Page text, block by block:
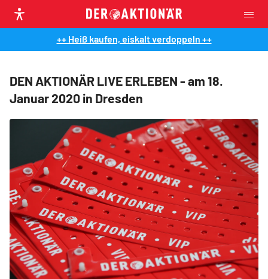
++ Heiß kaufen, eiskalt verdoppeln ++
DEN AKTIONÄR LIVE ERLEBEN - am 18.
Januar 2020 in Dresden